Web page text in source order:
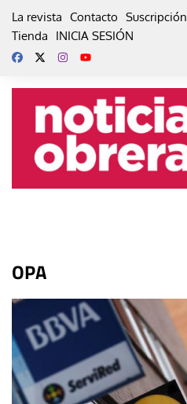
La revista Contacto Suscripción
Tienda
INICIA SESIÓN
OPA